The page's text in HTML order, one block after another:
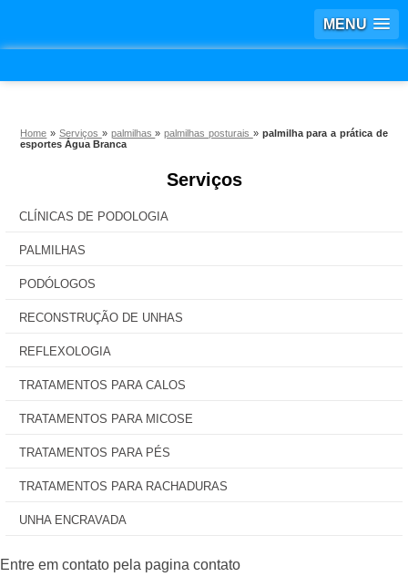
MENU
Home » Serviços » palmilhas»palmilhas posturais » palmilha para a prática de
esportes Água Branca
Serviços
CLÍNICAS DE PODOLOGIA
PALMILHAS
PODÓLOGOS
RECONSTRUÇÃO DE UNHAS
REFLEXOLOGIA
TRATAMENTOS PARA CALOS
TRATAMENTOS PARA MICOSE
TRATAMENTOS PARA PÉS
TRATAMENTOS PARA RACHADURAS
UNHA ENCRAVADA